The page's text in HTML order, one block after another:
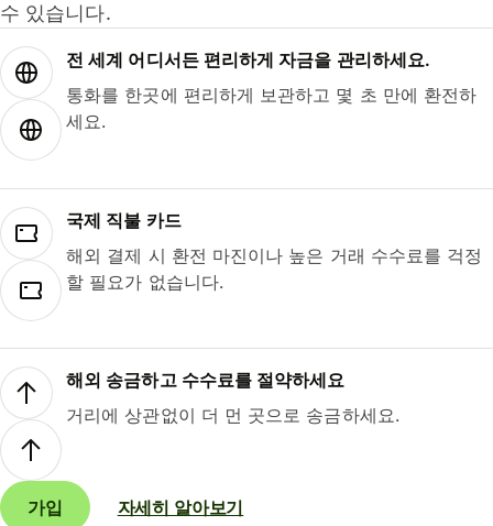
수 있습니다.
전 세계 어디서든 편리하게 자금을 관리하세요.
통화를 한곳에 편리하게 보관하고 몇 초 만에 환전하
세요.
국제 직불 카드
해외 결제 시 환전 마진이나 높은 거래 수수료를 걱정
할 필요가 없습니다.
해외 송금하고 수수료를 절약하세요
거리에 상관없이 더 먼 곳으로 송금하세요.
가입 자세히 알아보기